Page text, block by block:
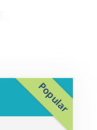
Popular